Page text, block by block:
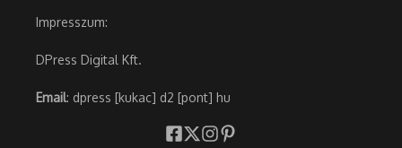
Impresszum:
DPress Digital Kft.
Email: dpress [kukac] d2 [pont] hu